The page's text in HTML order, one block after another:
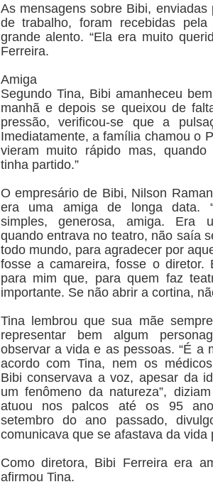
As mensagens sobre Bibi, enviadas
de trabalho, foram recebidas
grande alento. “Ela era muito
Ferreira.
Amiga
Segundo Tina, Bibi amanheceu
manhã e depois se queixou de
pressão, verificou-se que a
Imediatamente, a família chamou o
vieram muito rápido mas,
tinha partido.”
O empresário de Bibi, Nilson
era uma amiga de longa data.
simples, generosa, amiga. Era
quando entrava no teatro, não saía
todo mundo, para agradecer por
fosse a camareira, fosse o diretor.
para mim que, para quem faz
importante. Se não abrir a cortina,
Tina lembrou que sua mãe
representar bem algum
observar a vida e as pessoas. “É a
acordo com Tina, nem os
Bibi conservava a voz, apesar da
um fenômeno da natureza”,
atuou nos palcos até os 95
setembro do ano passado,
comunicava que se afastava da vida
Como diretora, Bibi Ferreira era
afirmou Tina.